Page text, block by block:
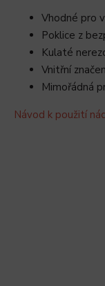
Vhodné pro
Poklice z
Kulaté
Vnitřní
Mimořádná
Návod k použití